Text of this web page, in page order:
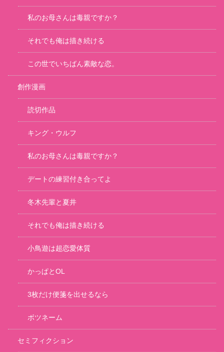
私のお母さんは毒親ですか？
それでも俺は描き続ける
この世でいちばん素敵な恋。
創作漫画
読切作品
キング・ウルフ
私のお母さんは毒親ですか？
デートの練習付き合ってよ
冬木先輩と夏井
それでも俺は描き続ける
小鳥遊は超恋愛体質
かっぱとOL
3枚だけ便箋を出せるなら
ボツネーム
セミフィクション